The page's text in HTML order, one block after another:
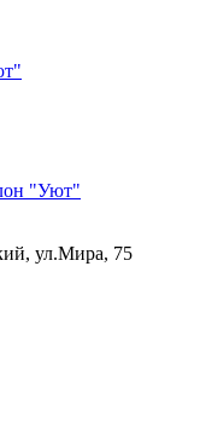
"Уют"
ул.Мира, 75